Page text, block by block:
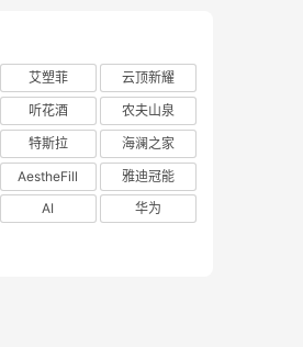
艾塑菲
云顶新耀
听花酒
农夫山泉
特斯拉
海澜之家
AestheFill
雅迪冠能
AI
华为